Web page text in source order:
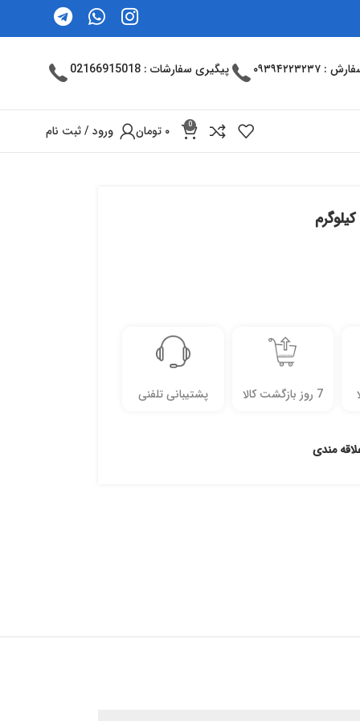
پیگیری سفارشات : 02166915018
0 ۰ تومان
ورود / ثبت نام
7 روز بازگشت کالا پشتیبانی تلفنی
مندی